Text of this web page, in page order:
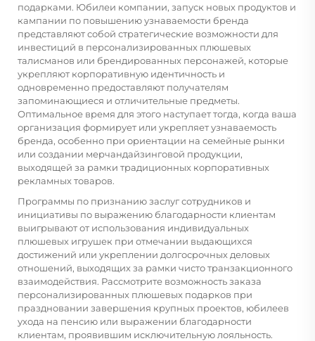
подарками. Юбилеи компании, запуск новых продуктов и
кампании по повышению узнаваемости бренда
представляют собой стратегические возможности для
инвестиций в персонализированных плюшевых
талисманов или брендированных персонажей, которые
укрепляют корпоративную идентичность и
одновременно предоставляют получателям
запоминающиеся и отличительные предметы.
Оптимальное время для этого наступает тогда, когда ваша
организация формирует или укрепляет узнаваемость
бренда, особенно при ориентации на семейные рынки
или создании мерчандайзинговой продукции,
выходящей за рамки традиционных корпоративных
рекламных товаров.
Программы по признанию заслуг сотрудников и
инициативы по выражению благодарности клиентам
выигрывают от использования индивидуальных
плюшевых игрушек при отмечании выдающихся
достижений или укреплении долгосрочных деловых
отношений, выходящих за рамки чисто транзакционного
взаимодействия. Рассмотрите возможность заказа
персонализированных плюшевых подарков при
праздновании завершения крупных проектов, юбилеев
ухода на пенсию или выражении благодарности
клиентам, проявившим исключительную лояльность.